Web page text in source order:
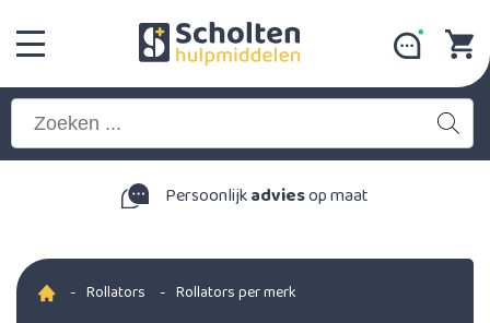
Persoonlijkadviesop maat
- Rollators - Rollators per merk